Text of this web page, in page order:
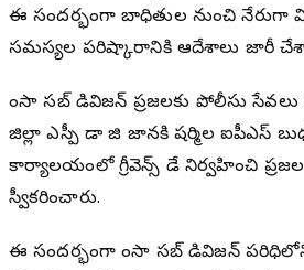
ఈ సందర్భంగా బాధితుల నుంచి నేరుగా
సమస్యల పరిష్కారానికి ఆదేశాలు జారీ
భైంసా సబ్ డివిజన్ ప్రజలకు పోలీసు
జిల్లా ఎస్పీ డా జి జానకి షర్మిల ఐపీఎస్
కార్యాలయంలో గ్రీవెన్స్ డే నిర్వహించి
స్వీకరించారు.
ఈ సందర్భంగా భైంసా సబ్ డివిజన్